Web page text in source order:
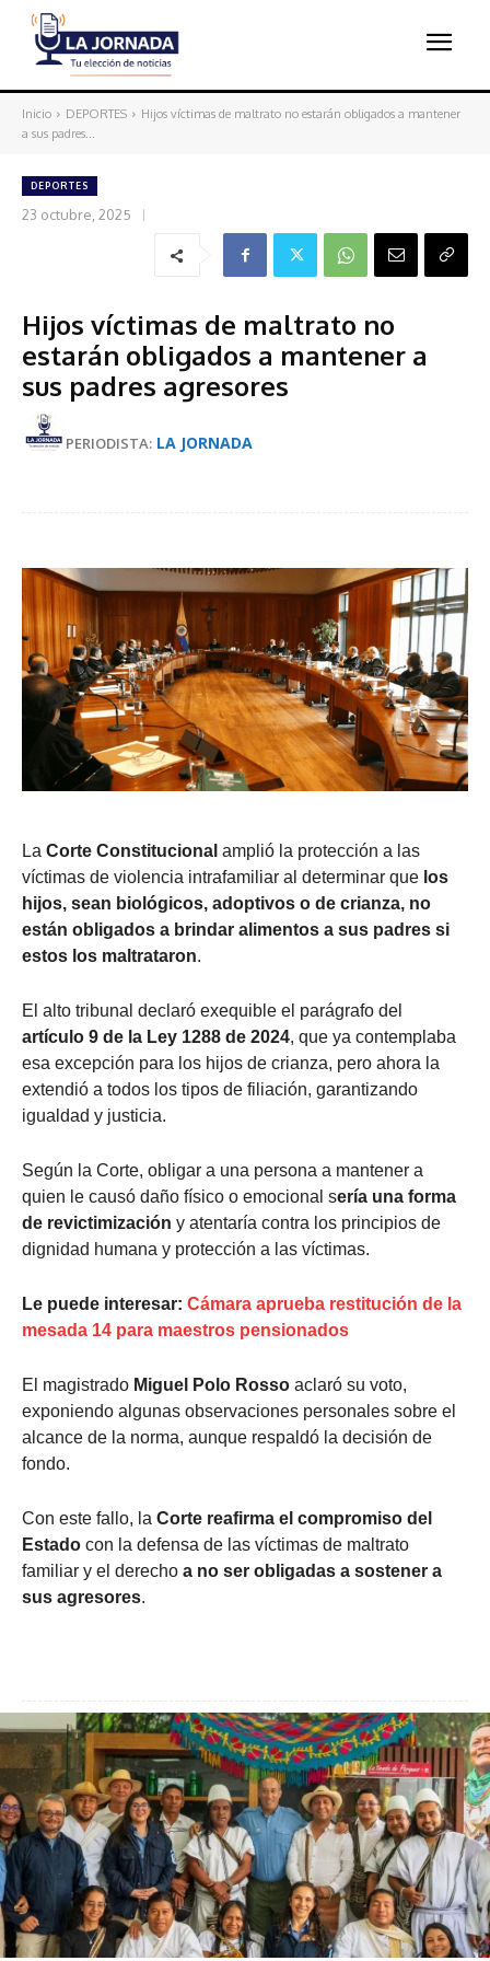
Inicio DEPORTES
Hijos víctimas de maltrato no estarán obligados a mantener
a sus padres...
DEPORTES
23 octubre, 2025
Hijos víctimas de maltrato no
estarán obligados a mantener a
sus padres agresores
PERIODISTA: LA JORNADA
La Corte Constitucional amplió la protección a las
víctimas de violencia intrafamiliar al determinar que los
hijos, sean biológicos, adoptivos o de crianza, no
están obligados a brindar alimentos a sus padres si
estos los maltrataron.
El alto tribunal declaró exequible el parágrafo del
artículo 9 de la Ley 1288 de 2024, que ya contemplaba
esa excepción para los hijos de crianza, pero ahora la
extendió a todos los tipos de filiación, garantizando
igualdad y justicia.
Según la Corte, obligar a una persona a mantener a
quien le causó daño físico o emocional sería una forma
de revictimización y atentaría contra los principios de
dignidad humana y protección a las víctimas.
Le puede interesar: Cámara aprueba restitución de la
mesada 14 para maestros pensionados
El magistrado Miguel Polo Rosso aclaró su voto,
exponiendo algunas observaciones personales sobre el
alcance de la norma, aunque respaldó la decisión de
fondo.
Con este fallo, la Corte reafirma el compromiso del
Estado con la defensa de las víctimas de maltrato
familiar y el derecho a no ser obligadas a sostener a
sus agresores.